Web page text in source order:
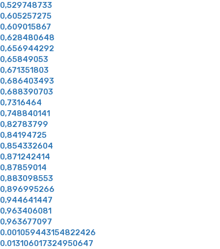
0,529748733
0,605257275
0,609015867
0,628480648
0,656944292
0,65849053
0,671351803
0,686403493
0,688390703
0,7316464
0,748840141
0,82783799
0,84194725
0,854332604
0,871242414
0,87859014
0,883098553
0,896995266
0,944641447
0,963406081
0,963677097
0.001059443154822426
0.013106017324950647